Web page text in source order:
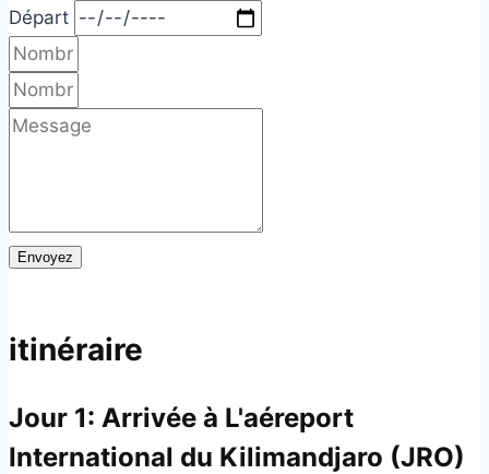
Départ
Envoyez
itinéraire
Jour 1: Arrivée à L'aéreport
International du Kilimandjaro (JRO)